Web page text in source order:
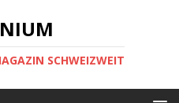
SCHWEIZWEIT